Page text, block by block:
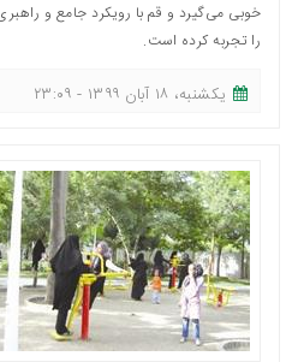
خوبی می‌گیرد و قم با رویکرد جامع و
را تجربه کرده است.
یکشنبه، ١٨ آبان ١٣٩٩ - ٢٣:٠٩